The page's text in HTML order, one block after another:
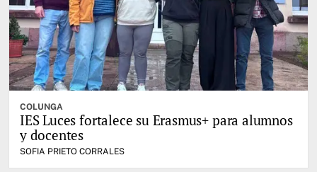
COLUNGA
IES Luces fortalece su Erasmus+ para alumnos
y docentes
SOFIA PRIETO CORRALES